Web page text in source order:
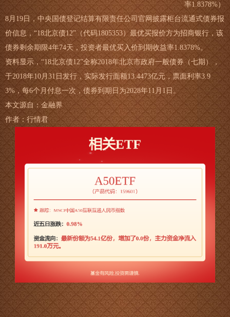
率1.8378%）
8月19日，中央国债登记结算有限责任公司官网披露柜台流通式债券报
价信息，“18北京债12”（代码1805353）最优买报价方为招商银行，该
债券剩余期限4年74天，投资者最优买入价到期收益率1.8378%。
资料显示，“18北京债12”全称2018年北京市政府一般债券（七期），
于2018年10月31日发行，实际发行面额13.4473亿元，票面利率3.9
3%，每6个月付息一次，债券到期日为2028年11月1日。
本文源自：金融界
作者：行情君